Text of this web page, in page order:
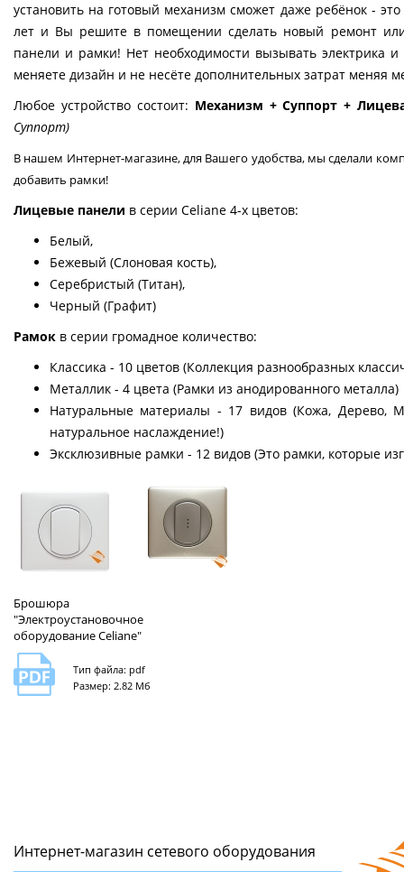
установить на готовый механизм сможет даже ребёнок -
лет и Вы решите в помещении сделать новый ремонт
панели и рамки! Нет необходимости вызывать электрика
меняете дизайн и не несёте дополнительных затрат меняя
Любое устройство состоит: Механизм + Суппорт +
Суппорт)
В нашем Интернет-магазине, для Вашего удобства, мы сделали
добавить рамки!
Лицевые панели в серии Celiane 4-х цветов:
Белый,
Бежевый (Слоновая кость),
Серебристый (Титан),
Черный (Графит)
Рамок в серии громадное количество:
Классика - 10 цветов (Коллекция разнообразных
Металлик - 4 цвета (Рамки из анодированного металла)
Натуральные материалы - 17 видов (Кожа, Дерево,
натуральное наслаждение!)
Эксклюзивные рамки - 12 видов (Это рамки, которые
Брошюра
"Электроустановочное
оборудование Celiane"
Тип файла: pdf
Размер: 2.82 Мб
Интернет-магазин сетeвого оборудования